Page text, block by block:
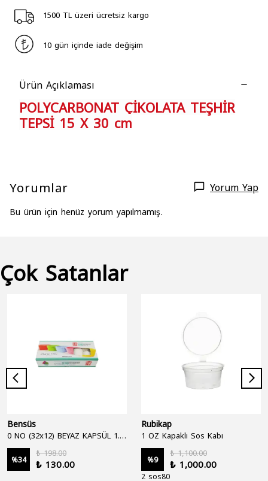
1500 TL üzeri ücretsiz kargo
10 gün içinde iade değişim
Ürün Açıklaması
POLYCARBONAT ÇİKOLATA TEŞHİR
TEPSİ 15 X 30 cm
Yorumlar Yorum Yap
Bu ürün için henüz yorum yapılmamış.
Çok Satanlar
Bensüs
%34
₺ 198.00
₺ 130.00
Rubikap
1 OZ Kapaklı Sos Kabı
%9
₺ 1,100.00
₺ 1,000.00
2 sos80